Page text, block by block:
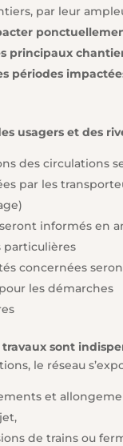
par leur
principaux
périodes
usagers et des
des circulations
par les
informés en
particulières
concernées
les démarches
sont
le réseau
et
de trains ou